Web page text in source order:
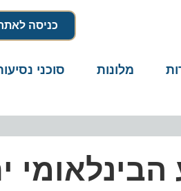
כניסה לאתר
מלונות סוכני נסיעות